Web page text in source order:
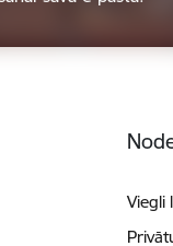
Viegli